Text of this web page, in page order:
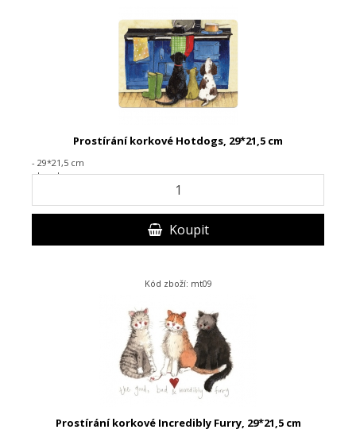
Prostírání korkové Hotdogs, 29*21,5 cm
- 29*21,5 cm
- korek
Koupit
Kód zboží: mt09
Prostírání korkové Incredibly Furry, 29*21,5 cm